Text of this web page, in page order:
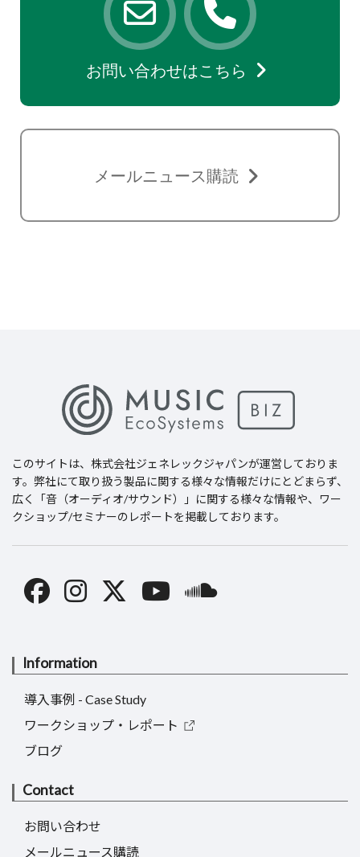
お問い合わせはこちら
メールニュース購読
このサイトは、 株式会社ジェネレックジャパンが運営しておりま
す。弊社にて取り扱う製品に関する様々な情報だけにとどまらず、
広く「音（オーディオ/サウンド）」に関する様々な情報や、ワー
クショップ/セミナーのレポートを掲載しております。
Information
導入事例 - Case Study
ワークショップ・レポート
ブログ
Contact
お問い合わせ
メールニュース購読